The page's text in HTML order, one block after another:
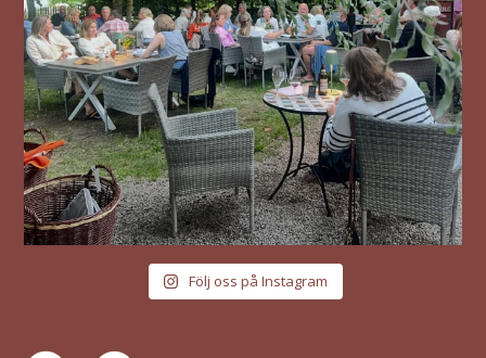
Följ oss på Instagram